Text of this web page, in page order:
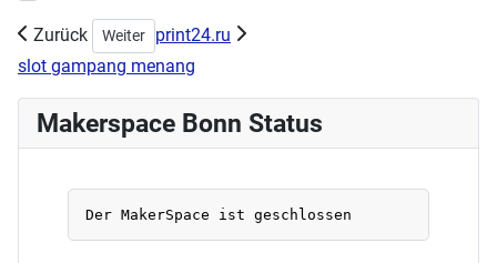
Zurück Nächster Beitrag: Handarbeitstreff 16.07.2023
Weiter
print24.ru
slot gampang menang
Makerspace Bonn Status